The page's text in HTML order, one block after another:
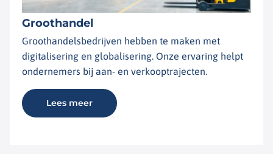
Groothandel
Groothandelsbedrijven hebben te maken met
digitalisering en globalisering. Onze ervaring helpt
ondernemers bij aan- en verkooptrajecten.
Lees meer